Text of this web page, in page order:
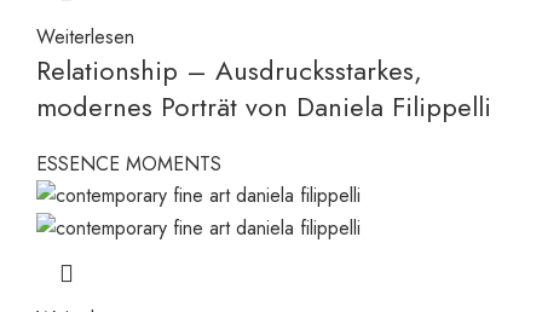
Weiterlesen
Relationship – Ausdrucksstarkes,
modernes Porträt von Daniela Filippelli
ESSENCE MOMENTS